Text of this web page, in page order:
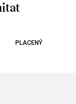
PLACENÝ